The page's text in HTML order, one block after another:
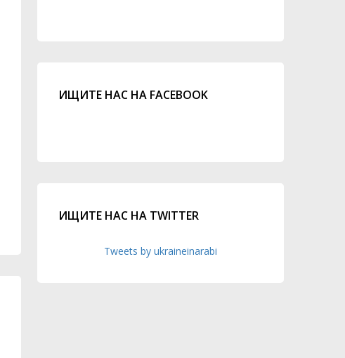
ИЩИТЕ НАС НА FACEBOOK
ИЩИТЕ НАС НА TWITTER
Tweets by ukraineinarabi